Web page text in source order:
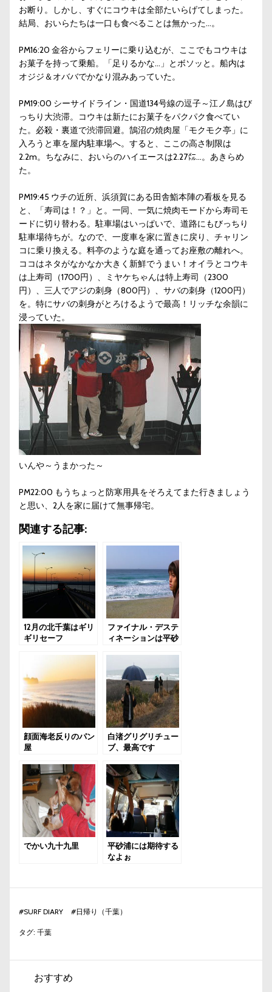
お断り。しかし、すぐにコウキは全部たいらげてしまった。
結局、おいらたちは一口も食べることは無かった…。
PM16:20 金谷からフェリーに乗り込むが、ここでもコウキは
お菓子を持って乗船。「足りるかな…」とボソッと。船内は
オジジ＆オババでかなり混みあっていた。
PM19:00 シーサイドライン・国道134号線の逗子～江ノ島はび
っちり大渋滞。コウキは新たにお菓子をパクパク食べてい
た。必殺・裏道で渋滞回避。鵠沼の焼肉屋「モクモク亭」に
入ろうと車を屋内駐車場へ。すると、ここの高さ制限は
2.2m。ちなみに、おいらのハイエースは2.27㍍…。あきらめ
た。
PM19:45 ウチの近所、浜須賀にある田舎鮨本陣の看板を見る
と、「寿司は！？」と。一同、一気に焼肉モードから寿司モ
ードに切り替わる。駐車場はいっぱいで、道路にもびっちり
駐車場待ちが。なので、一度車を家に置きに戻り、チャリン
コに乗り換える。料亭のような庭を通ってお座敷の離れへ。
ココはネタがなかなか大きく新鮮でうまい！オイラとコウキ
は上寿司（1700円）、ミヤケちゃんは特上寿司（2300
円）、三人でアジの刺身（800円）、サバの刺身（1200円）
を。特にサバの刺身がとろけるようで最高！リッチな余韻に
浸っていた。
いんや～うまかった～
PM22:00 もうちょっと防寒用具をそろえてまた行きましょう
と思い、2人を家に届けて無事帰宅。
関連する記事:
12月の北千葉はギリ
ギリセーフ
ファイナル・デステ
ィネーションは平砂
顔面海老反りのパン
屋
白渚グリグリチュー
ブ、最高です
でかい九十九里
平砂浦には期待する
なよぉ
#SURF DIARY #日帰り（千葉）
タグ: 千葉
おすすめ